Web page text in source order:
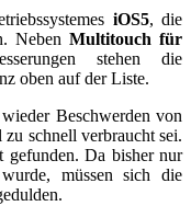
iOS5, die
Neben Multitouch für
stehen die
oben auf der Liste.
Beschwerden von
schnell verbraucht sei.
gefunden. Da bisher nur
müssen sich die